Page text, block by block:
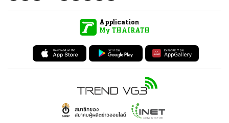
Application
My THAIRATH